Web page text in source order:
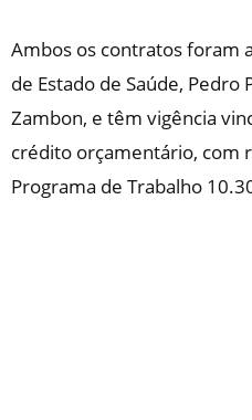
Ambos os contratos foram
de Estado de Saúde, Pedro
Zambon, e têm vigência
crédito orçamentário, com
Programa de Trabalho